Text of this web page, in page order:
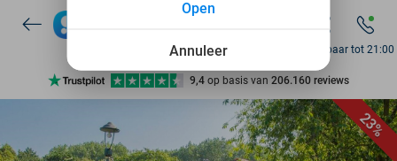
Ontdek 15.000+ deals
7 dagen per week beschikbaar
10+ miljoen leden
Bereikbaar tot 21:00
23%
Annuleer
Open